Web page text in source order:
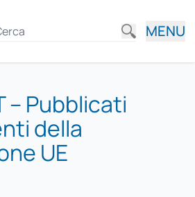
MENU
– Pubblicati
della
UE